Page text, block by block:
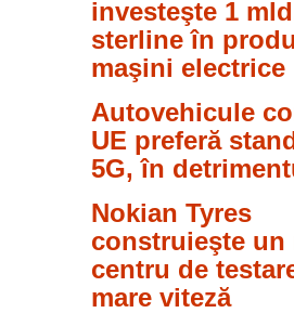
investeşte 1
sterline în
maşini electrice
Autovehicule
UE preferă
5G, în
Nokian Tyres
construieşte un
centru de
mare viteză